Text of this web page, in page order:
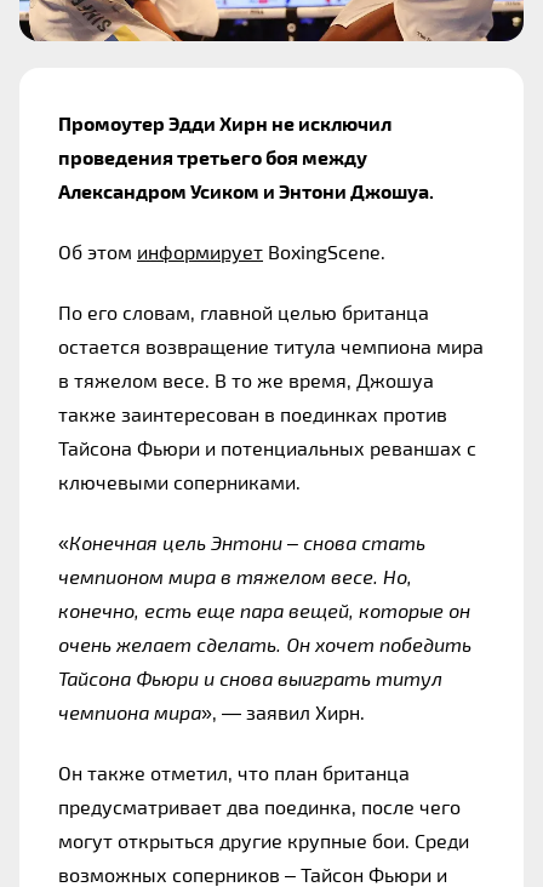
Промоутер Эдди Хирн не исключил
проведения третьего боя между
Александром Усиком и Энтони Джошуа.
Об этом информирует BoxingScene.
По его словам, главной целью британца
остается возвращение титула чемпиона мира
в тяжелом весе. В то же время, Джошуа
также заинтересован в поединках против
Тайсона Фьюри и потенциальных реваншах с
ключевыми соперниками.
«Конечная цель Энтони – снова стать
чемпионом мира в тяжелом весе. Но,
конечно, есть еще пара вещей, которые он
очень желает сделать. Он хочет победить
Тайсона Фьюри и снова выиграть титул
чемпиона мира», — заявил Хирн.
Он также отметил, что план британца
предусматривает два поединка, после чего
могут открыться другие крупные бои. Среди
возможных соперников – Тайсон Фьюри и